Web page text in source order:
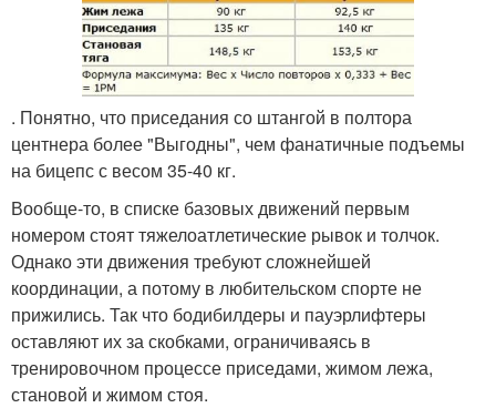
. Понятно, что приседания со штангой в полтора
центнера более "Выгодны", чем фанатичные подъемы
на бицепс с весом 35-40 кг.
Вообще-то, в списке базовых движений первым
номером стоят тяжелоатлетические рывок и толчок.
Однако эти движения требуют сложнейшей
координации, а потому в любительском спорте не
прижились. Так что бодибилдеры и пауэрлифтеры
оставляют их за скобками, ограничиваясь в
тренировочном процессе приседами, жимом лежа,
становой и жимом стоя.